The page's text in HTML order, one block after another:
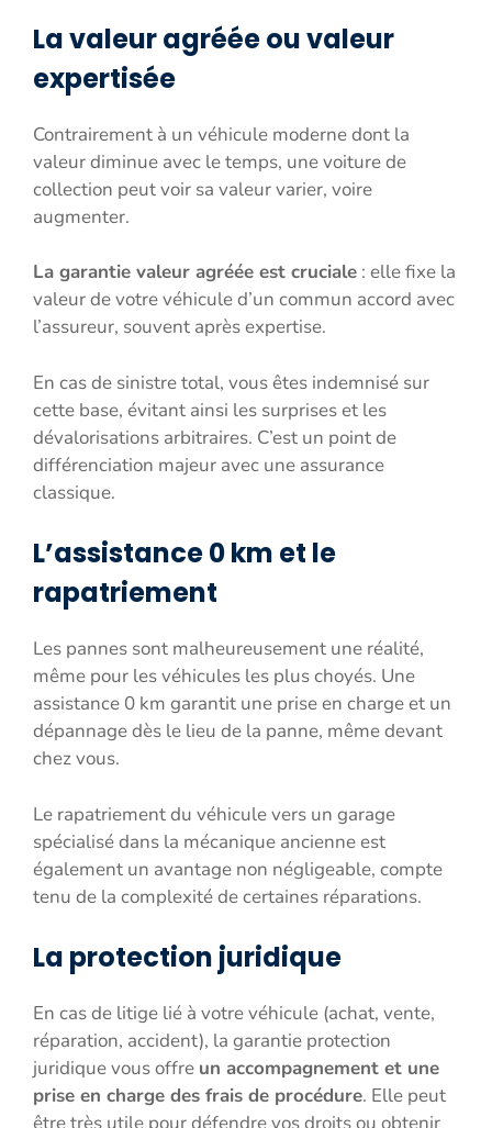
La valeur agréée ou valeur
expertisée
Contrairement à un véhicule moderne dont la
valeur diminue avec le temps, une voiture de
collection peut voir sa valeur varier, voire
augmenter.
La garantie valeur agréée est cruciale : elle fixe la
valeur de votre véhicule d’un commun accord avec
l’assureur, souvent après expertise.
En cas de sinistre total, vous êtes indemnisé sur
cette base, évitant ainsi les surprises et les
dévalorisations arbitraires. C’est un point de
différenciation majeur avec une assurance
classique.
L’assistance 0 km et le
rapatriement
Les pannes sont malheureusement une réalité,
même pour les véhicules les plus choyés. Une
assistance 0 km garantit une prise en charge et un
dépannage dès le lieu de la panne, même devant
chez vous.
Le rapatriement du véhicule vers un garage
spécialisé dans la mécanique ancienne est
également un avantage non négligeable, compte
tenu de la complexité de certaines réparations.
La protection juridique
En cas de litige lié à votre véhicule (achat, vente,
réparation, accident), la garantie protection
juridique vous offre un accompagnement et une
prise en charge des frais de procédure. Elle peut